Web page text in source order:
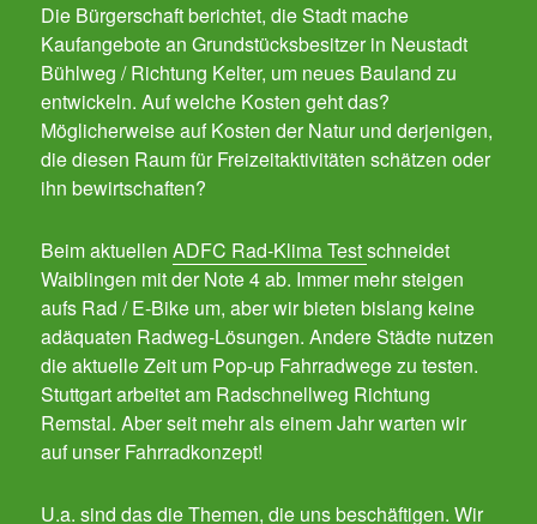
Die Bürgerschaft berichtet, die Stadt mache
Kaufangebote an Grundstücksbesitzer in Neustadt
Bühlweg / Richtung Kelter, um neues Bauland zu
entwickeln. Auf welche Kosten geht das?
Möglicherweise auf Kosten der Natur und derjenigen,
die diesen Raum für Freizeitaktivitäten schätzen oder
ihn bewirtschaften?
Beim aktuellenADFC Rad-Klima Testschneidet
Waiblingen mit der Note 4 ab. Immer mehr steigen
aufs Rad / E-Bike um, aber wir bieten bislang keine
adäquaten Radweg-Lösungen. Andere Städte nutzen
die aktuelle Zeit um Pop-up Fahrradwege zu testen.
Stuttgart arbeitet am Radschnellweg Richtung
Remstal. Aber seit mehr als einem Jahr warten wir
auf unser Fahrradkonzept!
U.a. sind das die Themen, die uns beschäftigen. Wir